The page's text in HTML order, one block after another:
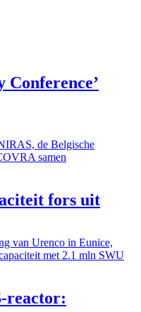
Conference’
de Belgische
samen
fors uit
van Urenco in Eunice,
met 2.1 mln SWU
reactor: